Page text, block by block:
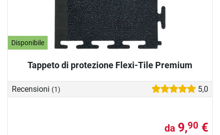
Disponibile
Tappeto di protezione Flexi-Tile Premium
Recensioni (1) 5,0
da 9,90 €